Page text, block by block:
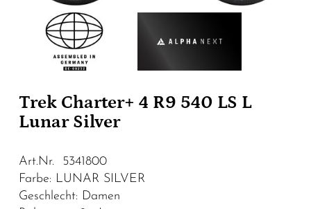
Trek Charter+ 4 R9 540 LS L
Lunar Silver
Art.Nr. 5341800
Farbe: LUNAR SILVER
Geschlecht: Damen